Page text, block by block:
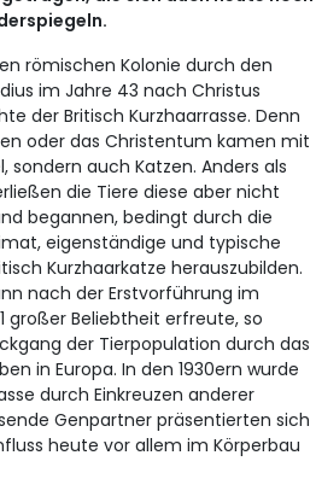
römischen Kolonie durch den
im Jahre 43 nach Christus
der Britisch Kurzhaarrasse. Denn
oder das Christentum kamen mit
sondern auch Katzen. Anders als
die Tiere diese aber nicht
begannen, bedingt durch die
eigenständige und typische
Kurzhaarkatze herauszubilden.
nach der Erstvorführung im
großer Beliebtheit erfreute, so
der Tierpopulation durch das
in Europa. In den 1930ern wurde
durch Einkreuzen anderer
Genpartner präsentierten sich
heute vor allem im Körperbau